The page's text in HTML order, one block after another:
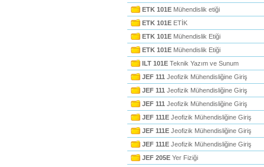
ETK 101E Mühendislik etiği
ETK 101E ETİK
ETK 101E Mühendislik Etiği
ETK 101E Mühendislik Etiği
ILT 101E Teknik Yazım ve Sunum
JEF 111 Jeofizik Mühendisliğine Giriş
JEF 111 Jeofizik Mühendisliğine Giriş
JEF 111 Jeofizik Mühendisliğine Giriş
JEF 111E Jeofizik Mühendisliğine Giriş
JEF 111E Jeofizik Mühendisliğine Giriş
JEF 111E Jeofizik Mühendisliğine Giriş
JEF 205E Yer Fiziği